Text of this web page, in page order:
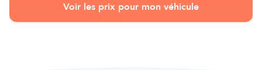
Voir les prix pour mon véhicule